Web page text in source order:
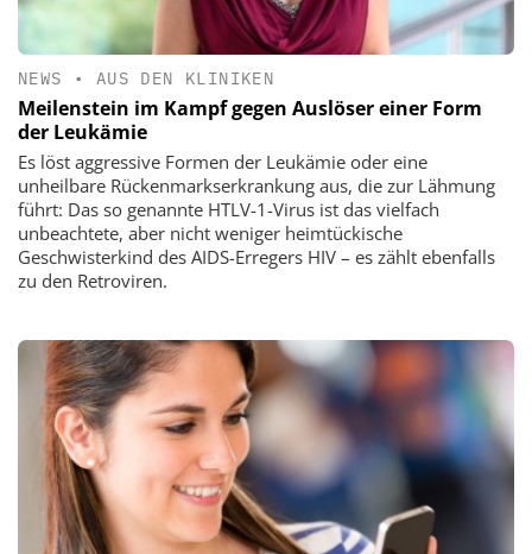
NEWS • AUS DEN KLINIKEN
Meilenstein im Kampf gegen Auslöser einer Form
der Leukämie
Es löst aggressive Formen der Leukämie oder eine
unheilbare Rückenmarkserkrankung aus, die zur Lähmung
führt: Das so genannte HTLV-1-Virus ist das vielfach
unbeachtete, aber nicht weniger heimtückische
Geschwisterkind des AIDS-Erregers HIV – es zählt ebenfalls
zu den Retroviren.